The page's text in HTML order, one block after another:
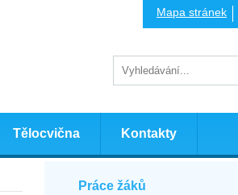
Mapa stránek
Tělocvična Kontakty
Práce žáků